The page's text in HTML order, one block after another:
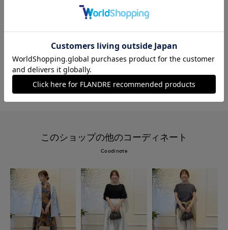
ネート。襟元のリボンは垂らして今年らしいスタイリングに。ゴ
ールデンウィークにも活躍する一品。
#オフィスカジュアル #リラックス
#ウォッシャブル #カジュアル
#旅行 #おでかけ
このショップの他のコーディネート
Coodinate